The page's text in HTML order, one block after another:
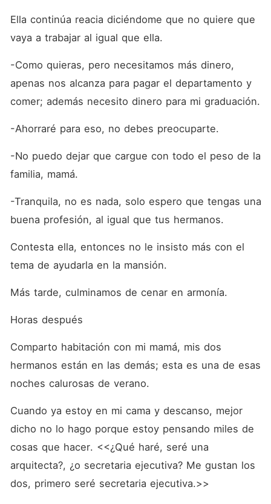
Ella continúa reacia diciéndome que no quiere que
vaya a trabajar al igual que ella.
-Como quieras, pero necesitamos más dinero,
apenas nos alcanza para pagar el departamento y
comer; además necesito dinero para mi graduación.
-Ahorraré para eso, no debes preocuparte.
-No puedo dejar que cargue con todo el peso de la
familia, mamá.
-Tranquila, no es nada, solo espero que tengas una
buena profesión, al igual que tus hermanos.
Contesta ella, entonces no le insisto más con el
tema de ayudarla en la mansión.
Más tarde, culminamos de cenar en armonía.
Horas después
Comparto habitación con mi mamá, mis dos
hermanos están en las demás; esta es una de esas
noches calurosas de verano.
Cuando ya estoy en mi cama y descanso, mejor
dicho no lo hago porque estoy pensando miles de
cosas que hacer. <<¿Qué haré, seré una
arquitecta?, ¿o secretaria ejecutiva? Me gustan los
dos, primero seré secretaria ejecutiva.>>